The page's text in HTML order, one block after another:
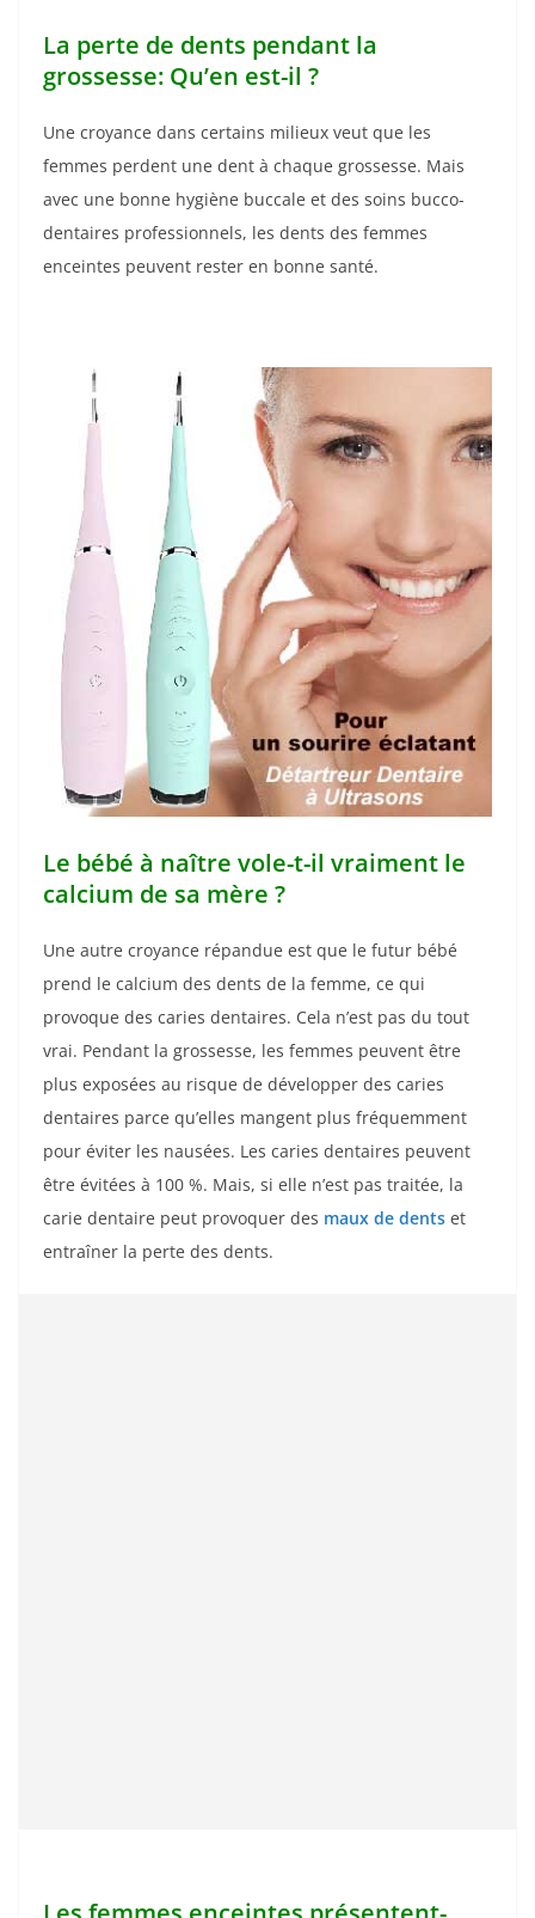
La perte de dents pendant la
grossesse: Qu’en est-il ?
Une croyance dans certains milieux veut que les
femmes perdent une dent à chaque grossesse. Mais
avec une bonne hygiène buccale et des soins bucco-
dentaires professionnels, les dents des femmes
enceintes peuvent rester en bonne santé.
Le bébé à naître vole-t-il vraiment le
calcium de sa mère ?
Une autre croyance répandue est que le futur bébé
prend le calcium des dents de la femme, ce qui
provoque des caries dentaires. Cela n’est pas du tout
vrai. Pendant la grossesse, les femmes peuvent être
plus exposées au risque de développer des caries
dentaires parce qu’elles mangent plus fréquemment
pour éviter les nausées. Les caries dentaires peuvent
être évitées à 100 %. Mais, si elle n’est pas traitée, la
carie dentaire peut provoquer des maux de dents et
entraîner la perte des dents.